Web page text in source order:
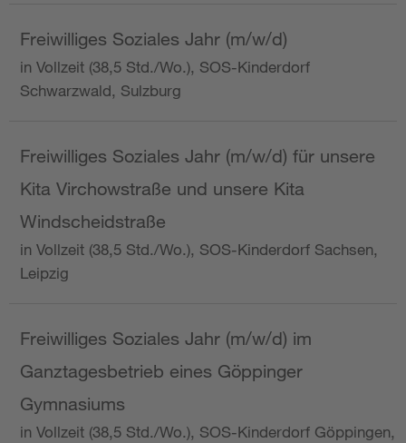
Freiwilliges Soziales Jahr (m/w/d)
in Vollzeit (38,5 Std./Wo.), SOS-Kinderdorf
Schwarzwald, Sulzburg
Freiwilliges Soziales Jahr (m/w/d) für unsere
Kita Virchowstraße und unsere Kita
Windscheidstraße
in Vollzeit (38,5 Std./Wo.), SOS-Kinderdorf Sachsen,
Leipzig
Freiwilliges Soziales Jahr (m/w/d) im
Ganztagesbetrieb eines Göppinger
Gymnasiums
in Vollzeit (38,5 Std./Wo.), SOS-Kinderdorf Göppingen,